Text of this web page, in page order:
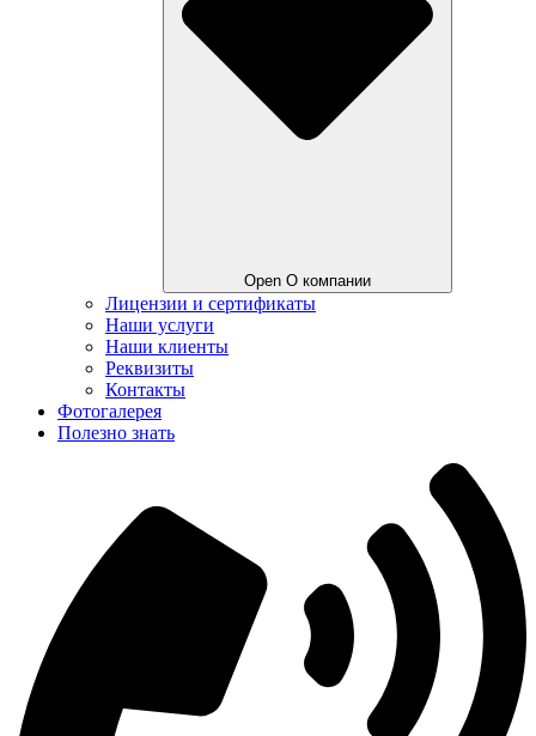
Open О компании
Лицензии и сертификаты
Наши услуги
Наши клиенты
Реквизиты
Контакты
Фотогалерея
Полезно знать